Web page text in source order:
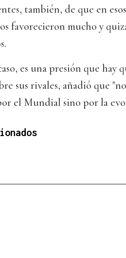
también, de que en
favorecieron mucho y
es una presión que hay
sus rivales, añadió que
el Mundial sino por la